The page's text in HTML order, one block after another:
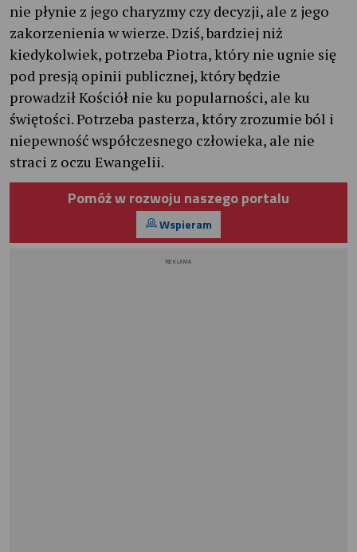
nie płynie z jego charyzmy czy decyzji, ale z jego
zakorzenienia w wierze. Dziś, bardziej niż
kiedykolwiek, potrzeba Piotra, który nie ugnie się
pod presją opinii publicznej, który będzie
prowadził Kościół nie ku popularności, ale ku
świętości. Potrzeba pasterza, który zrozumie ból i
niepewność współczesnego człowieka, ale nie
straci z oczu Ewangelii.
Pomóż w rozwoju naszego portalu
Wspieram
REKLAMA